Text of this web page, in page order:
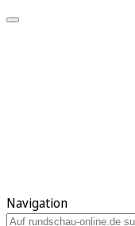
Navigation